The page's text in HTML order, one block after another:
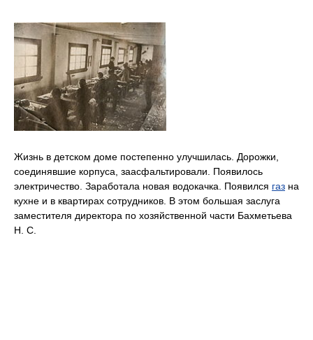
Жизнь в детском доме постепенно улучшилась. Дорожки,
соединявшие корпуса, заасфальтировали. Появилось
электричество. Заработала новая водокачка. Появился газ на
кухне и в квартирах сотрудников. В этом большая заслуга
заместителя директора по хозяйственной части Бахметьева
Н. С.